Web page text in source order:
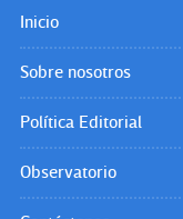
Inicio
Sobre nosotros
Política Editorial
Observatorio